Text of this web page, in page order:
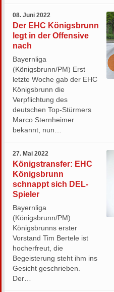
08. Juni 2022
Der EHC Königsbrunn
legt in der Offensive
nach
Bayernliga
(Königsbrunn/PM) Erst
letzte Woche gab der EHC
Königsbrunn die
Verpflichtung des
deutschen Top-Stürmers
Marco Sternheimer
bekannt, nun…
27. Mai 2022
Königstransfer: EHC
Königsbrunn
schnappt sich DEL-
Spieler
Bayernliga
(Königsbrunn/PM)
Königsbrunns erster
Vorstand Tim Bertele ist
hocherfreut, die
Begeisterung steht ihm ins
Gesicht geschrieben.
Der…